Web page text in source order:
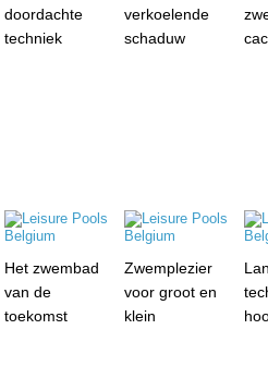
doordachte
techniek
verkoelende
schaduw
Het zwembad
van de
toekomst
Zwemplezier
voor groot en
klein